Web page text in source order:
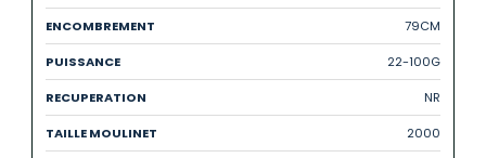
79CM
22-100G
NR
2000